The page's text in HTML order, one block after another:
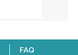
FAQ